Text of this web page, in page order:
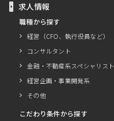
求人情報
職種から探す
経営（CFO、執行役員など）
コンサルタント
金融・不動産系スペシャリスト
経営企画・事業開発系
その他
こだわり条件から探す